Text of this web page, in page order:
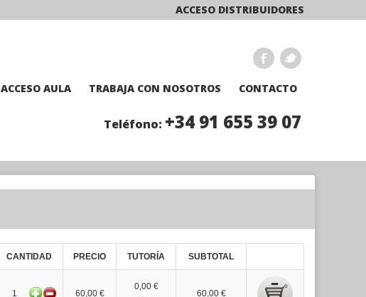
ACCESO DISTRIBUIDORES
ACCESO AULA TRABAJA CON NOSOTROS CONTACTO
Teléfono: +34 91 655 39 07
CANTIDAD PRECIO TUTORÍA SUBTOTAL
1 60,00 €
0,00 €
60,00 €